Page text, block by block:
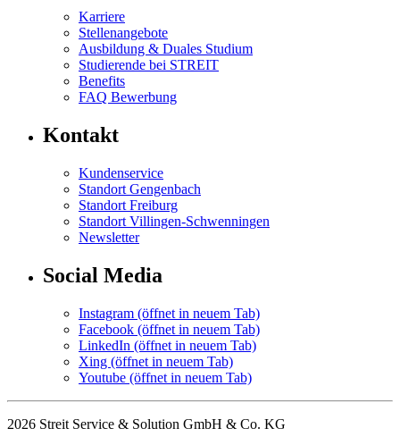
Karriere
Stellenangebote
Ausbildung & Duales Studium
Studierende bei STREIT
Benefits
FAQ Bewerbung
Kontakt
Kundenservice
Standort Gengenbach
Standort Freiburg
Standort Villingen-Schwenningen
Newsletter
Social Media
Instagram (öffnet in neuem Tab)
Facebook (öffnet in neuem Tab)
LinkedIn (öffnet in neuem Tab)
Xing (öffnet in neuem Tab)
Youtube (öffnet in neuem Tab)
2026 Streit Service & Solution GmbH & Co. KG